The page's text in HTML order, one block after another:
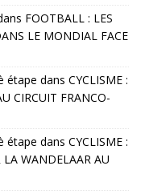
FOOTBALL : LES
LE MONDIAL FACE
étape dans CYCLISME :
CIRCUIT FRANCO-
étape dans CYCLISME :
LA WANDELAAR AU